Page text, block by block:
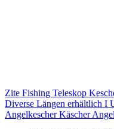
Zite Fishing Teleskop
Diverse Längen erhältlich I
Angelkescher Käscher